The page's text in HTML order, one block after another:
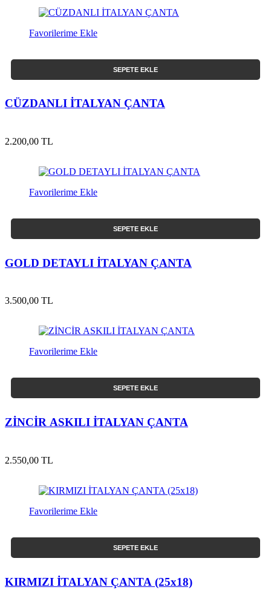
Favorilerime Ekle
SEPETE EKLE
CÜZDANLI İTALYAN ÇANTA
2.200,00 TL
Favorilerime Ekle
SEPETE EKLE
GOLD DETAYLI İTALYAN ÇANTA
3.500,00 TL
Favorilerime Ekle
SEPETE EKLE
ZİNCİR ASKILI İTALYAN ÇANTA
2.550,00 TL
Favorilerime Ekle
SEPETE EKLE
KIRMIZI İTALYAN ÇANTA (25x18)